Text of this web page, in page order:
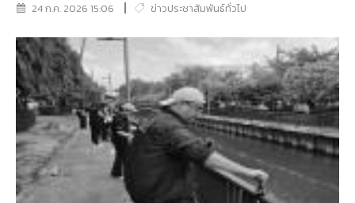
24 ก.ค. 2026 15:06 ข่าวประชาสัมพันธ์ทั่วไป